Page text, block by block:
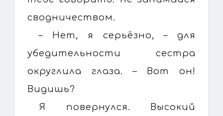
сводничеством.
– Нет, я серьёзно, – для
убедительности сестра
округлила глаза. – Вот он!
Видишь?
Я повернулся. Высокий